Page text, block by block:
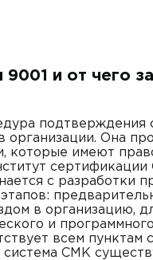
и от чего
подтверждения
Она
которые имеют
с разработки
в организацию,
и
всем пунктам
СМК